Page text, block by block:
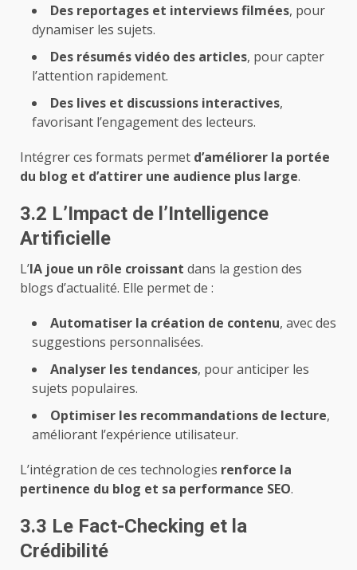
Des reportages et interviews filmées, pour
dynamiser les sujets.
Des résumés vidéo des articles, pour capter
l’attention rapidement.
Des lives et discussions interactives,
favorisant l’engagement des lecteurs.
Intégrer ces formats permet d’améliorer la portée
du blog et d’attirer une audience plus large.
3.2 L’Impact de l’Intelligence
Artificielle
L’IA joue un rôle croissant dans la gestion des
blogs d’actualité. Elle permet de :
Automatiser la création de contenu, avec des
suggestions personnalisées.
Analyser les tendances, pour anticiper les
sujets populaires.
Optimiser les recommandations de lecture,
améliorant l’expérience utilisateur.
L’intégration de ces technologies renforce la
pertinence du blog et sa performance SEO.
3.3 Le Fact-Checking et la
Crédibilité